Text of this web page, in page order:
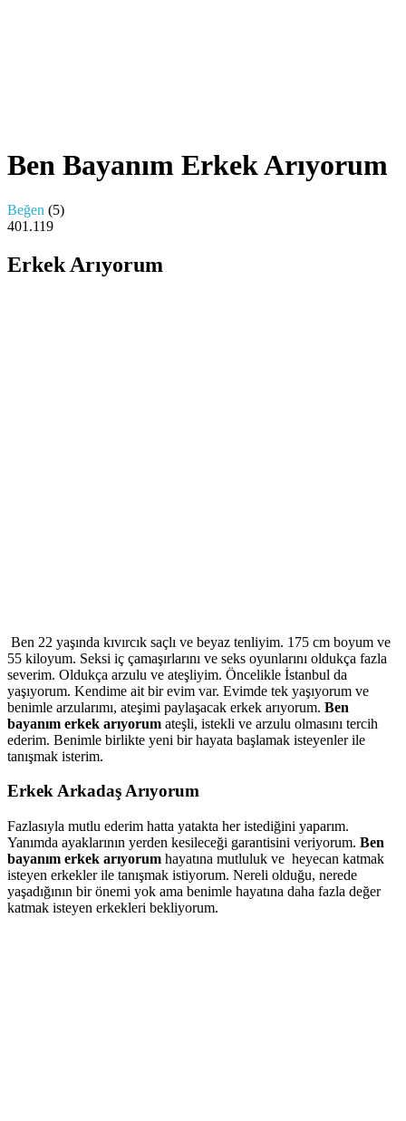
Ben Bayanım Erkek Arıyorum
Beğen (5)
401.119
Erkek Arıyorum
Ben 22 yaşında kıvırcık saçlı ve beyaz tenliyim. 175 cm boyum ve
55 kiloyum. Seksi iç çamaşırlarını ve seks oyunlarını oldukça fazla
severim. Oldukça arzulu ve ateşliyim. Öncelikle İstanbul da
yaşıyorum. Kendime ait bir evim var. Evimde tek yaşıyorum ve
benimle arzularımı, ateşimi paylaşacak erkek arıyorum. Ben
bayanım erkek arıyorum ateşli, istekli ve arzulu olmasını tercih
ederim. Benimle birlikte yeni bir hayata başlamak isteyenler ile
tanışmak isterim.
Erkek Arkadaş Arıyorum
Fazlasıyla mutlu ederim hatta yatakta her istediğini yaparım.
Yanımda ayaklarının yerden kesileceği garantisini veriyorum. Ben
bayanım erkek arıyorum hayatına mutluluk ve heyecan katmak
isteyen erkekler ile tanışmak istiyorum. Nereli olduğu, nerede
yaşadığının bir önemi yok ama benimle hayatına daha fazla değer
katmak isteyen erkekleri bekliyorum.